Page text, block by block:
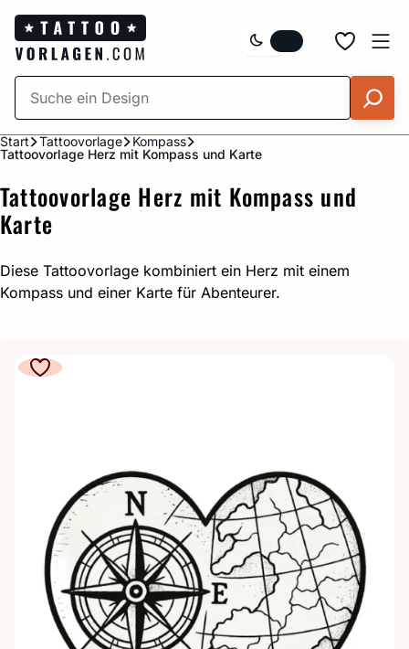
Zum
Inhalt
springen
Start Tattoovorlage
Kompass
Tattoovorlage Herz mit Kompass und Karte
Tattoovorlage Herz mit Kompass und
Karte
Diese Tattoovorlage kombiniert ein Herz mit einem
Kompass und einer Karte für Abenteurer.